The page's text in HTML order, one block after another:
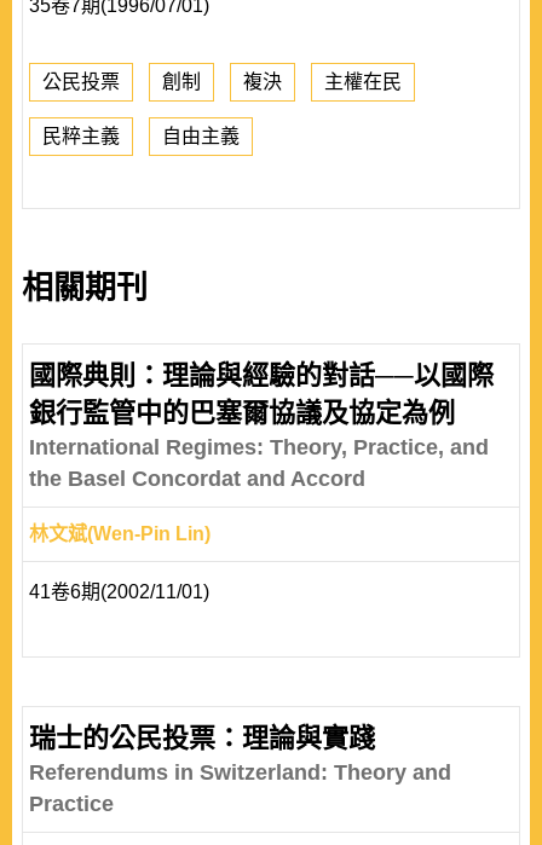
35卷7期(1996/07/01)
公民投票 創制 複決 主權在民
民粹主義 自由主義
相關期刊
國際典則：理論與經驗的對話──以國際
銀行監管中的巴塞爾協議及協定為例
International Regimes: Theory, Practice, and
the Basel Concordat and Accord
林文斌(Wen-Pin Lin)
41卷6期(2002/11/01)
瑞士的公民投票：理論與實踐
Referendums in Switzerland: Theory and
Practice